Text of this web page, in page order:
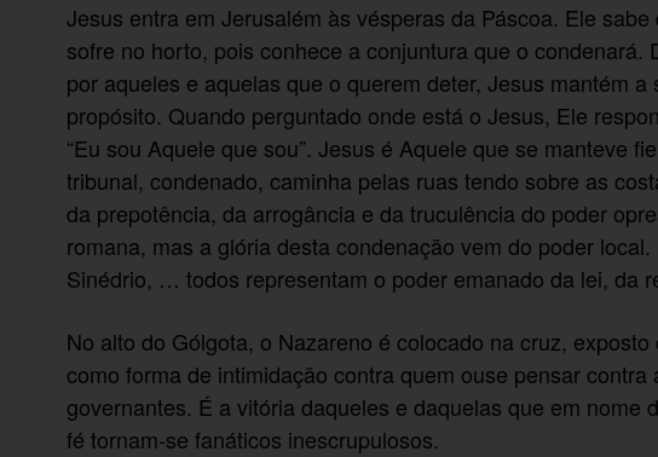
Jesus entra em Jerusalém às vésperas da Páscoa. Ele
sofre no horto, pois conhece a conjuntura que o
por aqueles e aquelas que o querem deter, Jesus mantém
propósito. Quando perguntado onde está o Jesus, Ele
“Eu sou Aquele que sou”. Jesus é Aquele que se manteve
tribunal, condenado, caminha pelas ruas tendo sobre as
da prepotência, da arrogância e da truculência do poder
romana, mas a glória desta condenação vem do poder
Sinédrio, … todos representam o poder emanado da lei, da
No alto do Gólgota, o Nazareno é colocado na cruz,
como forma de intimidação contra quem ouse pensar
governantes. É a vitória daqueles e daquelas que em nome
fé tornam-se fanáticos inescrupulosos.